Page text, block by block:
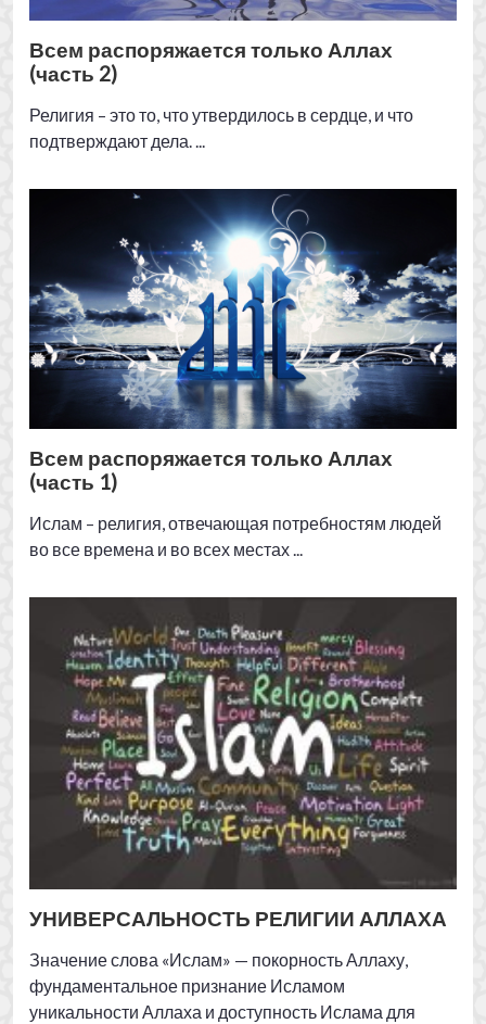
Всем распоряжается только Аллах
Ислам – религия, отвечающая потребностям людей
во все времена и во всех местах ...
Значение слова «Ислам» — покорность Аллаху,
фундаментальное признание Исламом
уникальности Аллаха и доступность Ислама для
всего человечества во все времена несомненно
подтверждают истинность заявления Ислама о том,
что со времен сотворения мира, на каком бы языке
он ни выражался, ...